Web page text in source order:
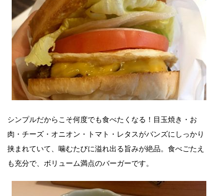
シンプルだからこそ何度でも食べたくなる！目玉焼き・お
肉・チーズ・オニオン・トマト・レタスがバンズにしっかり
挟まれていて、噛むたびに溢れ出る旨みが絶品。食べごたえ
も充分で、ボリューム満点のバーガーです。